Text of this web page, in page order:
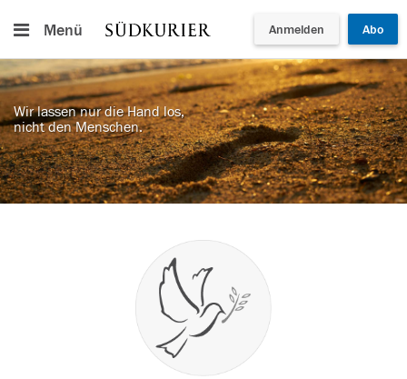
Menü Anmelden Abo
Wir lassen nur die Hand los,
nicht den Menschen.